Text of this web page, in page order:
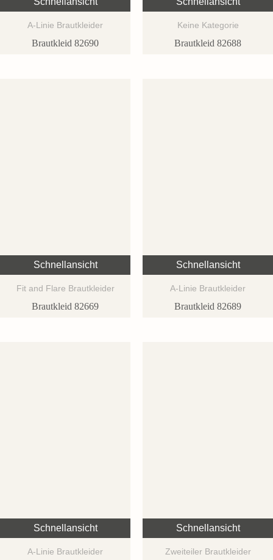
A-Linie Brautkleider
Brautkleid 82690
Keine Kategorie
Brautkleid 82688
Schnellansicht
Fit and Flare Brautkleider
Brautkleid 82669
Schnellansicht
A-Linie Brautkleider
Brautkleid 82689
Schnellansicht
A-Linie Brautkleider
Schnellansicht
Zweiteiler Brautkleider